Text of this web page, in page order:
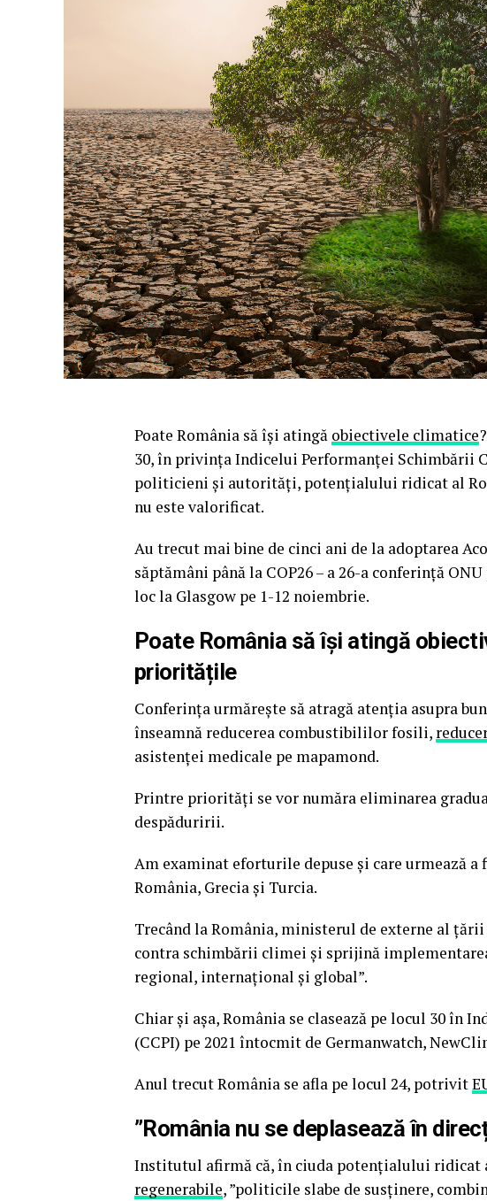
Poate România să își atingă obiectivele climatice
30, în privința Indicelui Performanței Schimbării
politicieni și autorități, potențialului ridicat al
nu este valorificat.
Au trecut mai bine de cinci ani de la adoptarea
săptămâni până la COP26 – a 26-a conferință
loc la Glasgow pe 1-12 noiembrie.
Poate România să își atingă
prioritățile
Conferința urmărește să atragă atenția asupra
înseamnă reducerea combustibililor fosili,
asistenței medicale pe mapamond.
Printre priorități se vor număra eliminarea
despăduririi.
Am examinat eforturile depuse și care urmează a
România, Grecia și Turcia.
Trecând la România, ministerul de externe al
contra schimbării climei și sprijină
regional, internațional și global”.
Chiar și așa, România se clasează pe locul 30 în
(CCPI) pe 2021 întocmit de Germanwatch,
Anul trecut România se afla pe locul 24, potrivit
”România nu se deplasează în
Institutul afirmă că, în ciuda potențialului ridicat
regenerabile, ”politicile slabe de susținere,